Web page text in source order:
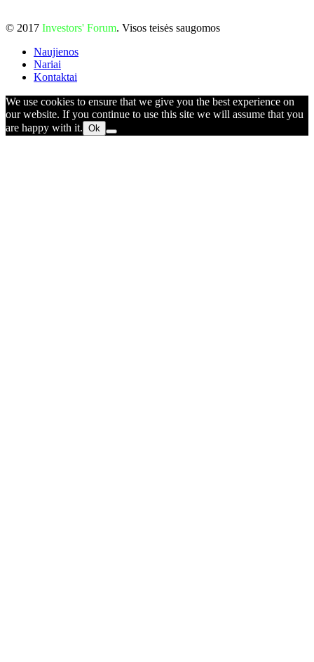
© 2017 Investors' Forum. Visos teisės saugomos
Naujienos
Nariai
Kontaktai
We use cookies to ensure that we give you the best experience on
our website. If you continue to use this site we will assume that you
are happy with it. Ok